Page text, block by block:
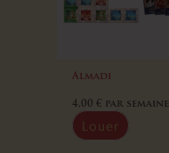
Almadi
4,00 € par semaine
Louer